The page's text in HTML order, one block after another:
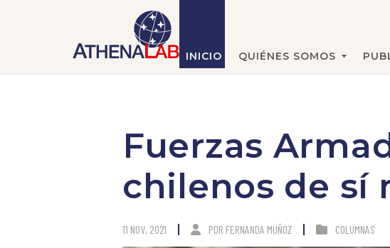
INICIO QUIÉNES SOMOS
Fuerzas
chilenos de sí
11 NOV, 2021 POR FERNANDA MUÑOZ COLUMNAS